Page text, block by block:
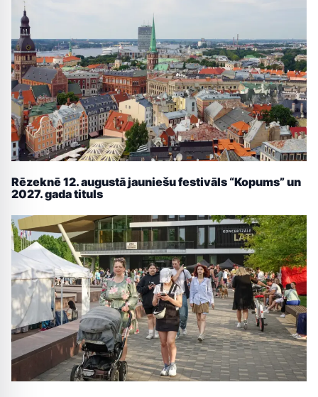
Rēzeknē 12. augustā jauniešu festivāls “Kopums” un
2027. gada tituls